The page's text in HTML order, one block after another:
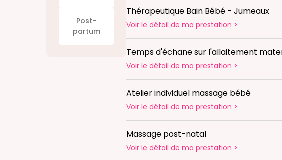
Post-
partum
Thérapeutique Bain Bébé - Jumeaux
Voir le détail de ma prestation >
Temps d'échane sur l'allaitement
Voir le détail de ma prestation >
Atelier individuel massage bébé
Voir le détail de ma prestation >
Massage post-natal
Voir le détail de ma prestation >